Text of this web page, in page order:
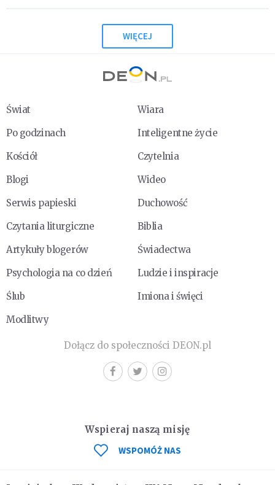
WIĘCEJ
Świat
Wiara
Po godzinach
Inteligentne życie
Kościół
Czytelnia
Blogi
Wideo
Serwis papieski
Duchowość
Czytania liturgiczne
Biblia
Artykuły blogerów
Świadectwa
Psychologia na co dzień
Ludzie i inspiracje
Ślub
Imiona i święci
Modlitwy
Dołącz do społeczności DEON.pl
Wspieraj naszą misję
WSPOMÓŻ NAS